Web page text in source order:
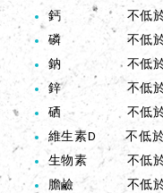
鈣 不低於
磷 不低於
鈉 不低於
鋅 不低於
硒 不低於
維生素D 不低於
生物素 不低於
膽鹼 不低於